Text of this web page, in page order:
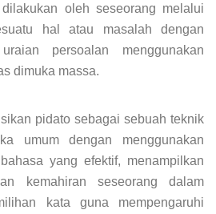
oleh seseorang melalui
hal atau masalah dengan
persoalan menggunakan
dimuka massa.
pidato sebagai sebuah teknik
umum dengan menggunakan
yang efektif, menampilkan
kemahiran seseorang dalam
kata guna mempengaruhi